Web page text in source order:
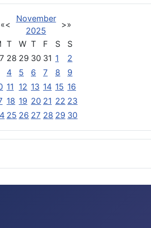
«<
November
2025
>»
T W T F S
S
28 29 30 31 1
2
4 5 6 7 8
9
11 12 13 14 15 16
18 19 20 21 22 23
25 26 27 28 29 30